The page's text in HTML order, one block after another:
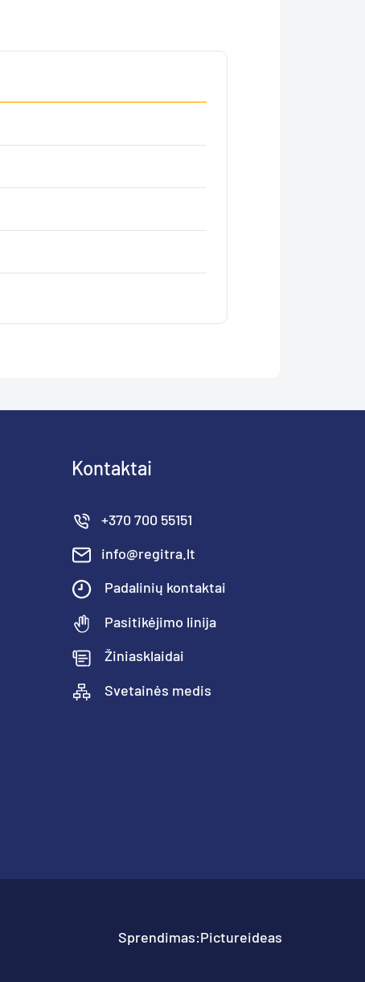
Kontaktai
+370 700 55151
info@regitra.lt
Padalinių kontaktai
Pasitikėjimo linija
Žiniasklaidai
Svetainės medis
Sprendimas:Pictureideas